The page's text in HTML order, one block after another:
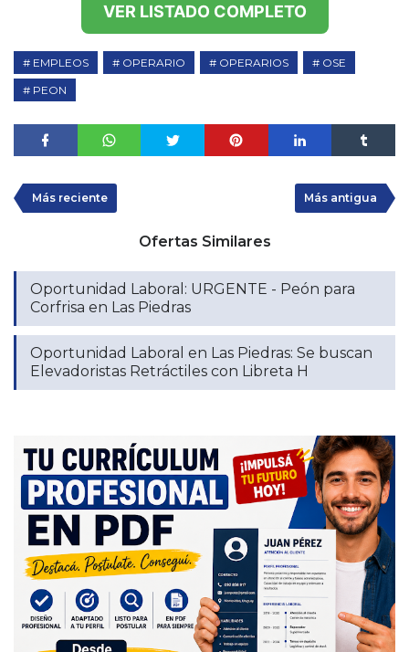
VER LISTADO COMPLETO
EMPLEOS OPERARIO OPERARIOS
OSE
PEON
Más reciente Más antigua
Ofertas Similares
Oportunidad Laboral: URGENTE - Peón para
Corfrisa en Las Piedras
Oportunidad Laboral en Las Piedras: Se buscan
Elevadoristas Retráctiles con Libreta H